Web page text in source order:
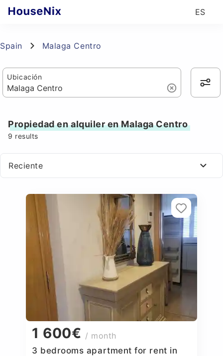
ES
Spain Malaga Centro
Ubicación
Propiedad en alquiler en Malaga Centro
9 results
Reciente
1 600€ / month
3 bedrooms apartment for rent in